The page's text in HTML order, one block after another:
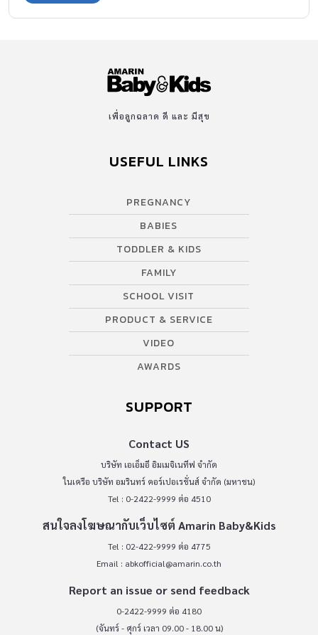
เพื่อลูกฉลาด ดี และ มีสุข
USEFUL LINKS
PREGNANCY
BABIES
TODDLER & KIDS
FAMILY
SCHOOL VISIT
PRODUCT & SERVICE
VIDEO
AWARDS
SUPPORT
Contact US
บริษัท เอเอ็มอี อิมเมจิเนทีฟ จำกัด
ในเครือ บริษัท อมรินทร์ คอร์เปอเรชั่นส์ จำกัด (มหาชน)
Tel : 0-2422-9999 ต่อ 4510
สนใจลงโฆษณากับเว็บไซต์ Amarin Baby&Kids
Tel : 02-422-9999 ต่อ 4775
Email : abkofficial@amarin.co.th
Report an issue or send feedback
0-2422-9999 ต่อ 4180
(จันทร์ - ศุกร์ เวลา 09.00 - 18.00 น)